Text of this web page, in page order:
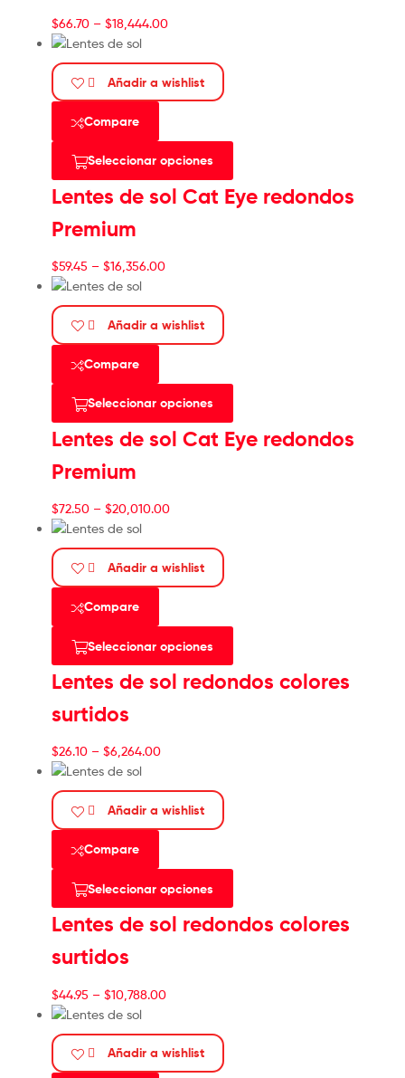
$66.70 – $18,444.00
Añadir a wishlist
Compare
Seleccionar opciones
Lentes de sol Cat Eye redondos
Premium
$59.45 – $16,356.00
Añadir a wishlist
Compare
Seleccionar opciones
Lentes de sol Cat Eye redondos
Premium
$72.50 – $20,010.00
Añadir a wishlist
Compare
Seleccionar opciones
Lentes de sol redondos colores
surtidos
$26.10 – $6,264.00
Añadir a wishlist
Compare
Seleccionar opciones
Lentes de sol redondos colores
surtidos
$44.95 – $10,788.00
Añadir a wishlist